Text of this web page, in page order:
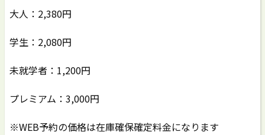
大人：2,380円
学生：2,080円
未就学者：1,200円
プレミアム：3,000円
※WEB予約の価格は在庫確保確定料金になります